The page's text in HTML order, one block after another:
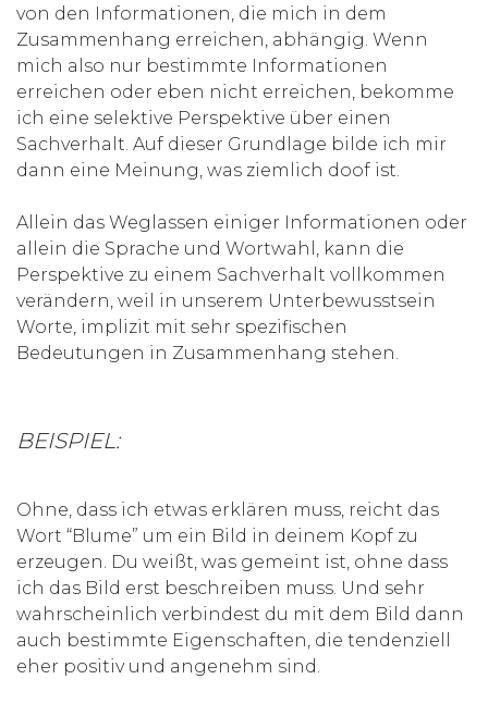
von den Informationen, die mich in dem
Zusammenhang erreichen, abhängig. Wenn
mich also nur bestimmte Informationen
erreichen oder eben nicht erreichen, bekomme
ich eine selektive Perspektive über einen
Sachverhalt. Auf dieser Grundlage bilde ich mir
dann eine Meinung, was ziemlich doof ist.
Allein das Weglassen einiger Informationen oder
allein die Sprache und Wortwahl, kann die
Perspektive zu einem Sachverhalt vollkommen
verändern, weil in unserem Unterbewusstsein
Worte, implizit mit sehr spezifischen
Bedeutungen in Zusammenhang stehen.
BEISPIEL:
Ohne, dass ich etwas erklären muss, reicht das
Wort “Blume” um ein Bild in deinem Kopf zu
erzeugen. Du weißt, was gemeint ist, ohne dass
ich das Bild erst beschreiben muss. Und sehr
wahrscheinlich verbindest du mit dem Bild dann
auch bestimmte Eigenschaften, die tendenziell
eher positiv und angenehm sind.